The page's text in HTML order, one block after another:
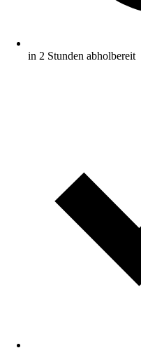
in 2 Stunden abholbereit